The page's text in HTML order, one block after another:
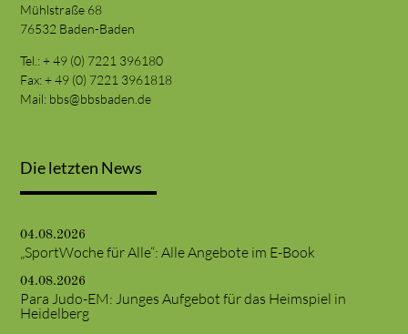
Mühlstraße 68
76532 Baden-Baden
Tel.: + 49 (0) 7221 396180
Fax: + 49 (0) 7221 3961818
Mail: bbs@bbsbaden.de
Die letzten News
04.08.2026
„SportWoche für Alle“: Alle Angebote im E-Book
04.08.2026
Para Judo-EM: Junges Aufgebot für das Heimspiel in
Heidelberg